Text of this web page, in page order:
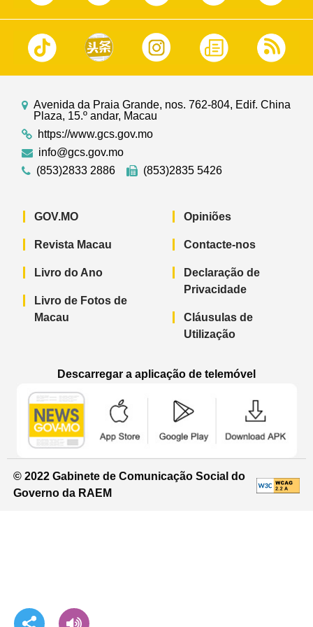
Avenida da Praia Grande, nos. 762-804, Edif. China
Plaza, 15.º andar, Macau
https://www.gcs.gov.mo
info@gcs.gov.mo
(853)2833 2886
(853)2835 5426
GOV.MO
Revista Macau
Livro do Ano
Livro de Fotos de
Macau
Opiniões
Contacte-nos
Declaração de
Privacidade
Cláusulas de
Utilização
Descarregar a aplicação de telemóvel
© 2022 Gabinete de Comunicação Social do
Governo da RAEM